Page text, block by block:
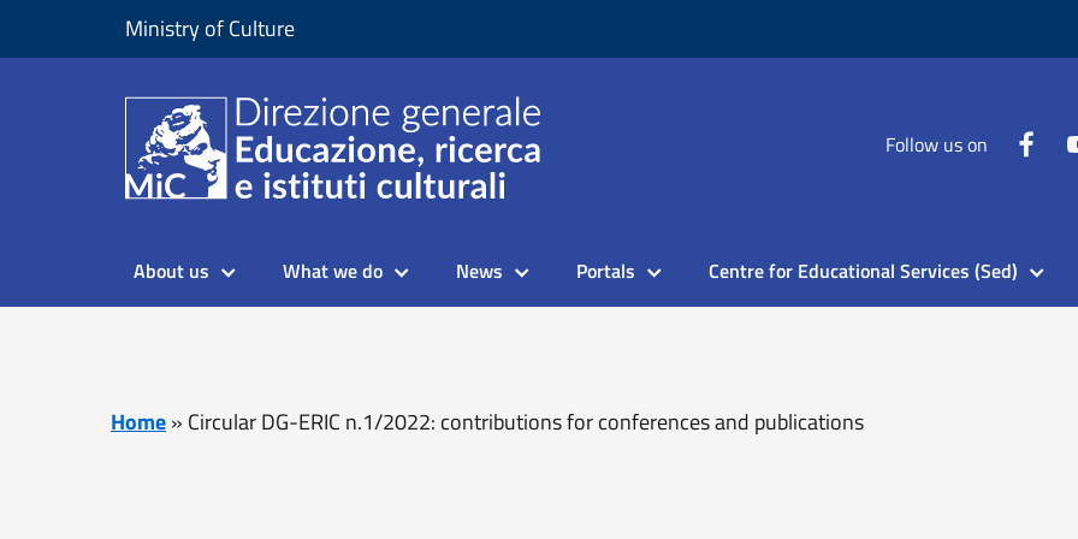
Skip to content Go to footer
Ministry of Culture
Follow us on
About us What we do News Portals Centre for Educational Services (Sed)
Home» Circular DG-ERIC n.1/2022: contributions for conferences and publications